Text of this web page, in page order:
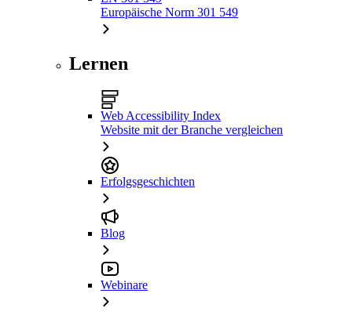
Europäische Norm 301 549
Lernen
Web Accessibility Index
Website mit der Branche vergleichen
Erfolgsgeschichten
Blog
Webinare